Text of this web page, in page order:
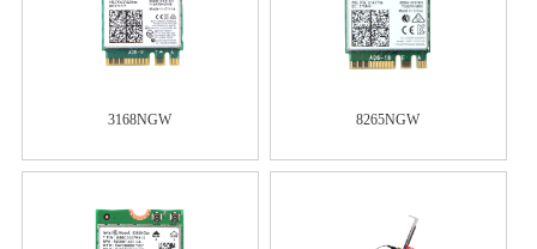
3168NGW 8265NGW